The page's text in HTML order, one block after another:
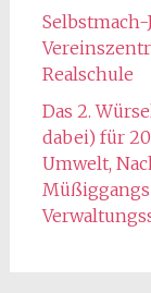
Realschule
Das 2.
dabei) für
Umwelt,